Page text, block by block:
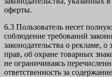
оферты.
6.3 Пользователь несет
соблюдение требований
законодательства о рекламе,
прав, об охране товарных
не ограничиваясь
ответственность за